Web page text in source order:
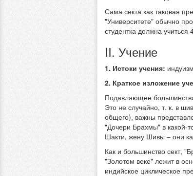
Сама секта как таковая
"Университете" обычно
студентка должна учиться
II. Учение
1. Истоки учения:
2. Краткое изложение
Подавляющее
Это не случайно, т. к. в
общего), важны
"Дочери Брахмы" в какой-
Шакти, жену Шивы – они
Как и большинство сект,
"Золотом веке" лежит в
индийское циклическое